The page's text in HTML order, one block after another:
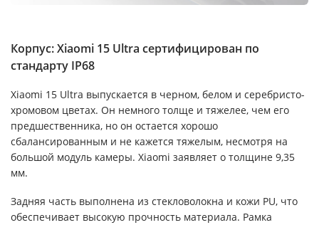
Корпус: Xiaomi 15 Ultra сертифицирован по
стандарту IP68
Xiaomi 15 Ultra выпускается в черном, белом и серебристо-
хромовом цветах. Он немного толще и тяжелее, чем его
предшественника, но он остается хорошо
сбалансированным и не кажется тяжелым, несмотря на
большой модуль камеры. Xiaomi заявляет о толщине 9,35
мм.
Задняя часть выполнена из стекловолокна и кожи PU, что
обеспечивает высокую прочность материала. Рамка